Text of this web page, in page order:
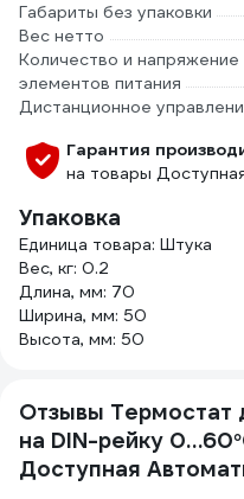
Габариты без упаковки
Вес нетто
Количество и напряжение
элементов питания
Дистанционное
Гарантия
на товары
Упаковка
Единица товара: Штука
Вес, кг: 0.2
Длина, мм: 70
Ширина, мм: 50
Высота, мм: 50
Отзывы Термостат
на DIN-рейку
Доступная